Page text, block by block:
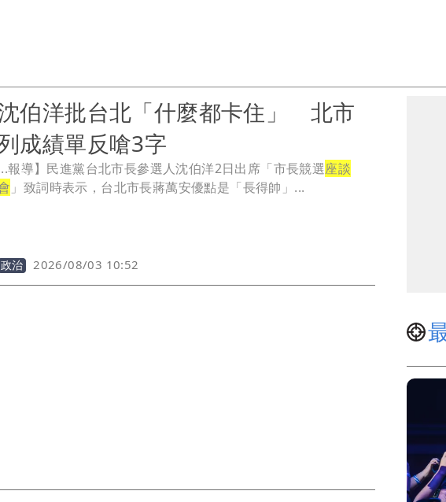
伯洋批台北「什麼都卡住」 北市
成績單反嗆3字
報導】民進黨台北市長參選人沈伯洋2日出席「市長競選座談
」致詞時表示，台北市長蔣萬安優點是「長得帥」...
政治 2026/08/03 10:52